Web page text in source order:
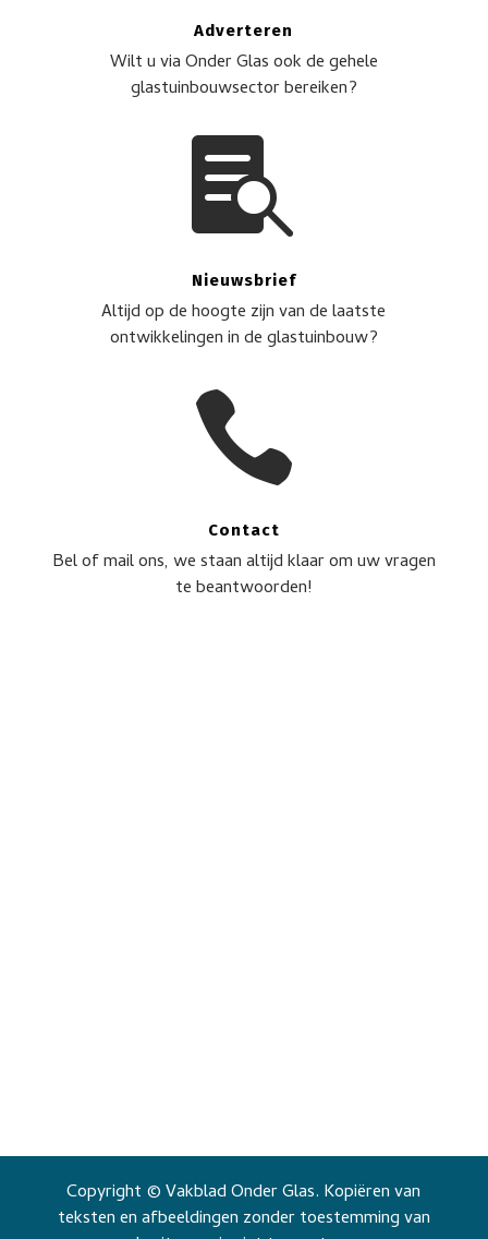
Adverteren
Wilt u via Onder Glas ook de gehele
glastuinbouwsector bereiken?

Nieuwsbrief
Altijd op de hoogte zijn van de laatste
ontwikkelingen in de glastuinbouw?

Contact
Bel of mail ons, we staan altijd klaar om uw vragen
te beantwoorden!
Copyright © Vakblad Onder Glas. Kopiëren van
teksten en afbeeldingen zonder toestemming van